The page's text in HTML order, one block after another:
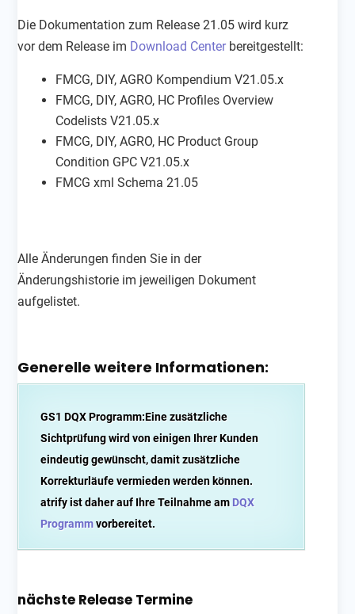
Die Dokumentation zum Release 21.05 wird kurz
vor dem Release im Download Centerbereitgestellt:
FMCG, DIY, AGRO Kompendium V21.05.x
FMCG, DIY, AGRO, HC Profiles Overview
Codelists V21.05.x
FMCG, DIY, AGRO, HC Product Group
Condition GPC V21.05.x
FMCG xml Schema 21.05
Alle Änderungen finden Sie in der
Änderungshistorie im jeweiligen Dokument
aufgelistet.
Generelle weitere Informationen:
GS1 DQX Programm:Eine zusätzliche
Sichtprüfung wird von einigen Ihrer Kunden
eindeutig gewünscht, damit zusätzliche
Korrekturläufe vermieden werden können.
atrify ist daher auf Ihre Teilnahme am DQX
Programmvorbereitet.
nächste Release Termine